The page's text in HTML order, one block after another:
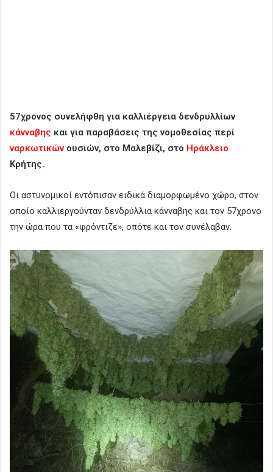
57χρονoς συνελήφθη για καλλιέργεια δενδρυλλίων
κάνναβης και για παραβάσεις της νομοθεσίας περί
ναρκωτικώνουσιών, στο Μαλεβίζι, στο Ηράκλειο
Κρήτης.
Οι αστυνομικοί εντόπισαν ειδικά διαμορφωμένο χώρο, στον
οποίο καλλιεργούνταν δενδρύλλια κάνναβης και τον 57χρονο
την ώρα που τα «φρόντιζε», οπότε και τον συνέλαβαν.